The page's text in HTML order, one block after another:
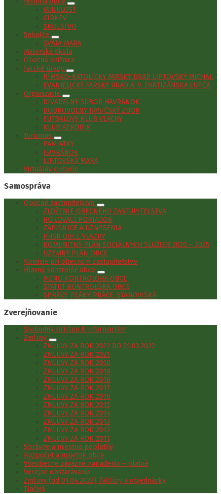
MINULOSŤ
CIRKEV
ŠKOLSTVO
Sokolče
SVÄTÁ MARA
Materská škola
Obecná knižnica
Farské úrady
RÍMSKO-KATOLÍCKY FARSKÝ ÚRAD LIPTOVSKÝ MICHAL
EVANJELICKÝ FARSKÝ ÚRAD A. V. PARTIZÁNSKA ĽUPČA
Organizácie
DIVADELNÝ SÚBOR HAVRÁNOK
DOBROVOĽNÝ HASIČSKÝ ZBOR
FUTBALOVÝ KLUB VLACHY
KLUB AEROBIK
Turizmus
PAMIATKY
HAVRÁNOK
LIPTOVSKÁ MARA
Virtuálny cintorín
Samospráva
Obecné zastupiteľstvo
ZLOŽENIE OBECNÉHO ZASTUPITEĽSTVA
ROKOVACÍ PORIADOK
ZÁPISNICE A UZNESENIA
PHSR OBCE VLACHY
KOMUNITNÝ PLÁN SOCIÁLNYCH SLUŽIEB 2020 – 2025
ÚZEMNÝ PLÁN OBCE
Komisie pri obecnom zastupiteľstve
Hlavný kontrolór obce
MENO KONTROLÓRA OBCE
ŠTATÚT KONTROLÓRA OBCE
SPRÁVY, PLÁNY PRÁCE, STANOVISKÁ
Zverejňovanie
Slobodný prístup k informáciám
Zmluvy
ZMLUVY ZA ROK 2022 DO 31.03.2022
ZMLUVY ZA ROK 2021
ZMLUVY ZA ROK 2020
ZMLUVY ZA ROK 2019
ZMLUVY ZA ROK 2018
ZMLUVY ZA ROK 2017
ZMLUVY ZA ROK 2016
ZMLUVY ZA ROK 2015
ZMLUVY ZA ROK 2014
ZMLUVY ZA ROK 2013
ZMLUVY ZA ROK 2012
ZMLUVY ZA ROK 2011
Správne a miestne poplatky
Rozpočet a majetok obce
Všeobecne záväzné nariadenia – platné
Verejné obstarávanie
Zmluvy (od 01.04.2022), faktúry a objednávky
Tlačivá